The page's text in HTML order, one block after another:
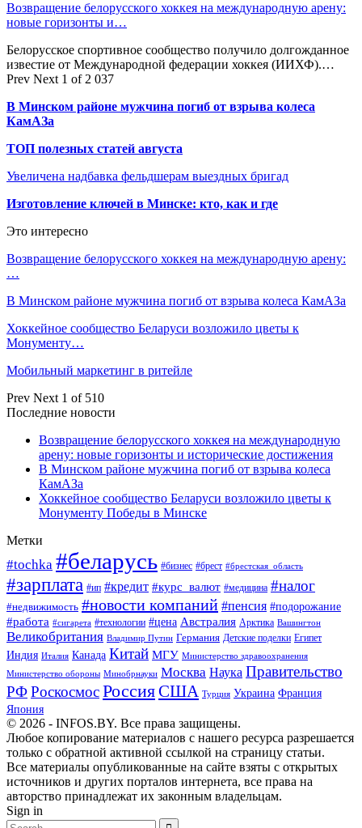
Возвращение белорусского хоккея на международную арену:
новые горизонты и…
Белорусское спортивное сообщество получило долгожданное
известие от Международной федерации хоккея (ИИХФ).…
Prev Next 1 of 2 037
В Минском районе мужчина погиб от взрыва колеса
КамАЗа
ТОП полезных статей августа
Увеличена надбавка фельдшерам выездных бригад
Изготовление ключей в Минске: кто, как и где
Это интересно
Возвращение белорусского хоккея на международную арену:
…
В Минском районе мужчина погиб от взрыва колеса КамАЗа
Хоккейное сообщество Беларуси возложило цветы к
Монументу…
Мобильный маркетинг в ритейле
Prev Next 1 of 510
Последние новости
Возвращение белорусского хоккея на международную
арену: новые горизонты и исторические достижения
В Минском районе мужчина погиб от взрыва колеса
КамАЗа
Хоккейное сообщество Беларуси возложило цветы к
Монументу Победы в Минске
Метки
#tochka #беларусь #бизнес #брест #брестская_область
#зарплата #ип #кредит #курс_валют #медицина #налог
#недвижимость #новости компаний #пенсия #подорожание
#работа #сигарета #технологии #цена Австралия Арктика Вашингтон
Великобритания Владимир Путин Германия Детские поделки Египет
Индия Италия Канада Китай МГУ Министерство здравоохранения
Министерство обороны Минобрнауки Москва Наука Правительство
РФРоскосмосРоссияСША Турция Украина Франция
Япония
© 2026 - INFOS.BY. Все права защищены.
Любое копирование материалов с нашего ресурса разрешается
только с обратной активной ссылкой на страницу статьи.
Все материалы опубликованные на сайте взяты с открытых
источников и других порталов интернета, все права на
авторство принадлежат их законным владельцам.
Sign in